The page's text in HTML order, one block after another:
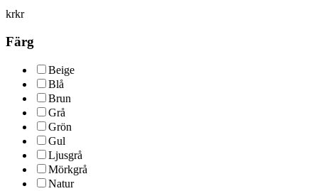
krkr
Färg
Beige
Blå
Brun
Grå
Grön
Gul
Ljusgrå
Mörkgrå
Natur